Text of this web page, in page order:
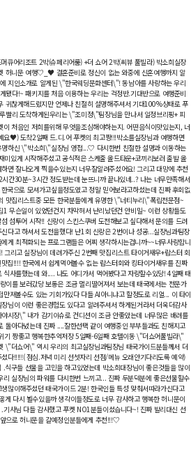
큐어리조트 2박(슈페리어룸) +더 쇼어 2박(씨뷰 풀빌라) 박소희실장
허니문 여행♡_♥︎ 결혼준비로 정신이 없는 와중에 신혼여행까지 알
지인소개로 알게된 \"한국웨딩문화센터\"! 동남아를 사랑하는 우리
됐다!~ 패키지를 처음 이용하는 우리는 걱정반.기대반으로 여행준비
찮게해드렸지만 언제나 친절히 설명해주셔서 기대100%상태로 푸
빨리 도착하게된우리는 \"조미정\"팀장님을 만나서 일정브리핑+ 피
처음인 저희를위해 무엇을조심해야하는지. 어떤음식이맛있는지, 너
요♥︎) 도착2일째 드.디.어 푸켓의 최고짱!!!박소를실장님과 여행하면
명하신 \"박소희\"실장님 영접...♡ 다시한번 친절한 설명과 이동하는
미있게 시작해주셨고 공식적은 스케줄 올드타운+코끼리보러 출발 올
면 잘나오게 찍을수있는지 너무잘알려주셨어요! 그리고 대망에 추천
간30분~3시간 정도받는데 눈뜨니까 끝나있네..? 나는 너무만족해서
국으로 모셔가고싶을정도였고 정말 믿어보라고하셨는데 진짜 후회없
맛집리스트중 모든 한국분들에게 유명한 \"너티누리\"폭립전문점~
무슨일이 있었던건지 차막혀서 난리났던건 안비밀~ 이런 상황들도
섬투어 시작!! 신랑이 스킨스쿠버 도전해보고 싶다해서 문의를 드려
다고 하셔서 도전을했다! 난1회 신랑은 2번이나 성공...실장님과팀장
게 최적화되는 프로그램들은 어찌 생각하시는겁니까~~너무사랑합니
리고 실장님이 데려가주신 2번째 맛집리스트 타이거새우+랍스터 회
집!!!! 한국에서 쉽게먹어볼수 없는 랍스터회와 킹타이거새우를 진짜
사를했는데 와.... 나도 어디가서 먹어봤다고 자랑할수있당! 4일째 태
이를 보러갔당 보통은 조금 멀리떨어져서 보는데 태국에서는 전문가
져볼수도 있는 기회가있다 다들 AI아니냐고 할정도로 리얼... 이 타이
님이 이런 좋은경험도 있다고 알려주셔서 하게된거라서 더욱더감사
시장\" 내가 감기이슈로 컨디션이 조금 안좋았는데 너무많은 배려를
돌아다녔는데 진짜 ....잘한선택 같이 여행중인 부부들과도 친해지고
기 짱좋고 행복한추억저장 5일째-6일째 호텔이동 \"더쇼어풀빌라\"
\"더쇼어\" 역시 우리의 최고실장님과팀장님 태국가이드분들께서 더
다!!!!!( 점심.저녁 미리 선셋자리 선점/메뉴 오래안기다리도록 예약)
구들 선물을 고민을 하고있었는데 박소희대장님이 좋은것들을 많이
실장님의 파워를 다시한번 느끼고... 진짜 두분덕분에 좋은선물할수
많이해주셨던 태국가이드 2분! 한국인들 특성 맞춰서따라가신다고
다시 뵐수있을까 생각이들정도로 너무 감사하고 행복한 허니문이
기사님 다들 감사했고 푸켓 NO1분들이셨습니다~! 진짜 발리대신 선
으로 허니문을 갈예정인분들에게 추천!!!♡